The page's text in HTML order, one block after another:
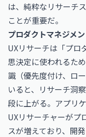
は、純粋なリサーチ
ことが重要だ。
プロダクトマネジメ
UXリサーチは「プロ
思決定に使われるた
識（優先度付け、ロ
いると、リサーチ洞
段に上がる。 アプリ
UXリサーチャーがプ
スが増えており、開